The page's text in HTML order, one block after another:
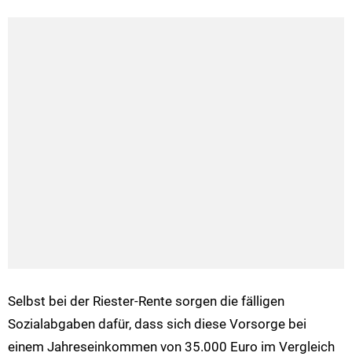
Selbst bei der Riester-Rente sorgen die fälligen
Sozialabgaben dafür, dass sich diese Vorsorge bei
einem Jahreseinkommen von 35.000 Euro im Vergleich